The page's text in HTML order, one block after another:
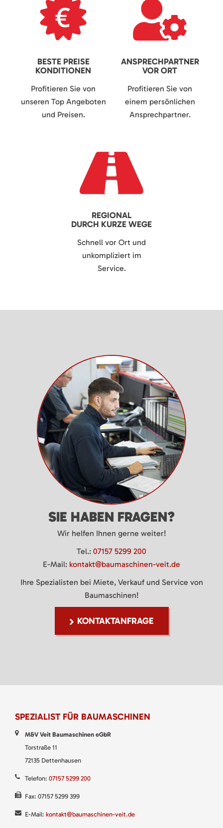
BESTE PREISE
KONDITIONEN
Profitieren Sie von
unseren Top Angeboten
und Preisen.
ANSPRECHPARTNER
VOR ORT
Profitieren Sie von
einem persönlichen
Ansprechpartner.
REGIONAL
DURCH KURZE WEGE
Schnell vor Ort und
unkompliziert im
Service.
SIE HABEN FRAGEN?
Wir helfen Ihnen gerne weiter!
Tel.: 07157 5299 200
E-Mail: kontakt@baumaschinen-veit.de
Ihre Spezialisten bei Miete, Verkauf und Service von
Baumaschinen!
KONTAKTANFRAGE
SPEZIALIST FÜR BAUMASCHINEN
M&V Veit Baumaschinen eGbR
Torstraße 11
72135 Dettenhausen
Telefon: 07157 5299 200
Fax: 07157 5299 399
E-Mail: kontakt@baumaschinen-veit.de